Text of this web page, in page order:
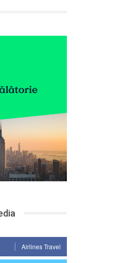
Airlines Travel